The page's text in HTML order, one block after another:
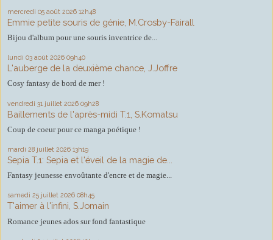
mercredi 05 août 2026 12h48
Emmie petite souris de génie, M.Crosby-Fairall
Bijou d'album pour une souris inventrice de...
lundi 03 août 2026 09h40
L'auberge de la deuxième chance, J.Joffre
Cosy fantasy de bord de mer !
vendredi 31 juillet 2026 09h28
Baillements de l'après-midi T.1, S.Komatsu
Coup de coeur pour ce manga poétique !
mardi 28 juillet 2026 13h19
Sepia T.1: Sepia et l'éveil de la magie de...
Fantasy jeunesse envoûtante d'encre et de magie...
samedi 25 juillet 2026 08h45
T'aimer à l'infini, S.Jomain
Romance jeunes ados sur fond fantastique